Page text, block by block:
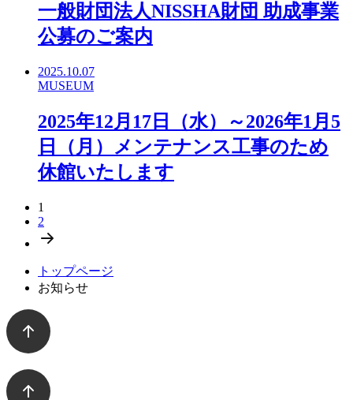
一般財団法人NISSHA財団 助成事業
公募のご案内
2025.10.07
MUSEUM
2025年12月17日（水）～2026年1月5
日（月）メンテナンス工事のため
休館いたします
1
2
トップページ
お知らせ